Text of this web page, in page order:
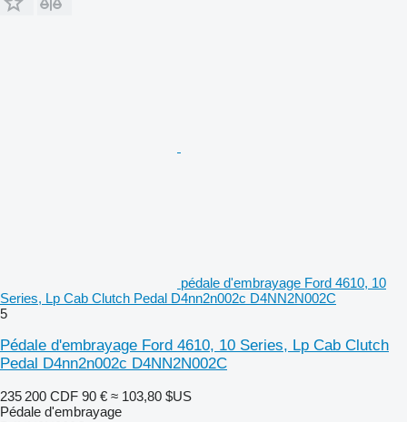
pédale d'embrayage Ford 4610, 10
Series, Lp Cab Clutch Pedal D4nn2n002c D4NN2N002C
5
Pédale d'embrayage Ford 4610, 10 Series, Lp Cab Clutch
Pedal D4nn2n002c D4NN2N002C
235 200 CDF 90 € ≈ 103,80 $US
Pédale d'embrayage